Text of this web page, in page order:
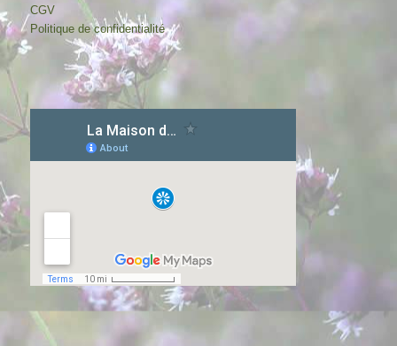
CGV
Politique de confidentialité